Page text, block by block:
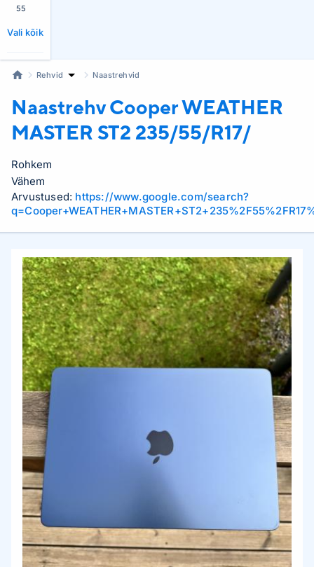
55
Vali kõik
Rehvid Naastrehvid
Naastrehv CooperWEATHER
MASTER ST2 235/55/R17/
Rohkem
Vähem
Arvustused: https://www.google.com/search?